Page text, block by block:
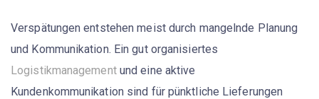
Verspätungen entstehen meist durch mangelnde Planung
und Kommunikation. Ein gut organisiertes
Logistikmanagementund eine aktive
Kundenkommunikation sind für pünktliche Lieferungen